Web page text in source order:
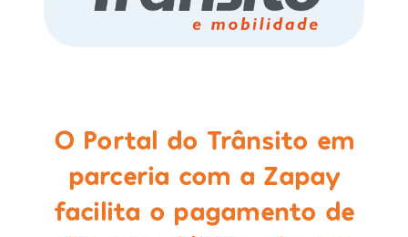
O Portal do Trânsito em
parceria com a Zapay
facilita o pagamento de